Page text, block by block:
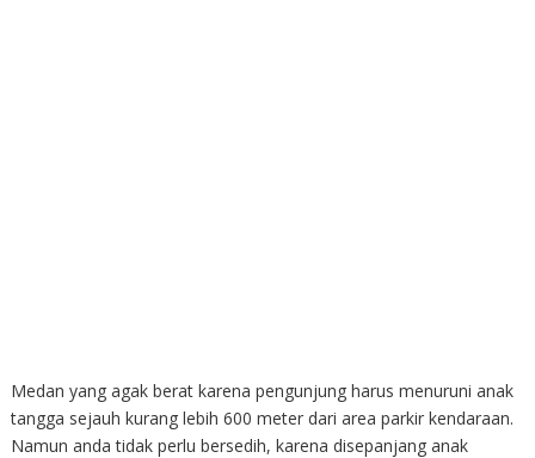
Medan yang agak berat karena pengunjung harus menuruni anak
tangga sejauh kurang lebih 600 meter dari area parkir kendaraan.
Namun anda tidak perlu bersedih, karena disepanjang anak